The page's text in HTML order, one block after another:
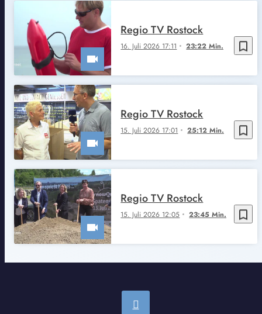
bookmark_border
16. Juli 2026 17:11 23:22 Min.
Regio TV Rostock
bookmark_border
15. Juli 2026 17:01 25:12 Min.
Regio TV Rostock
bookmark_border
15. Juli 2026 12:05 23:45 Min.
Regio TV Rostock